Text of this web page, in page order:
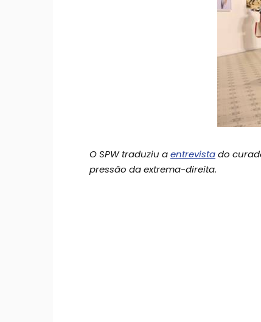
O SPW traduziu aentrevistado
pressão da extrema-direita.